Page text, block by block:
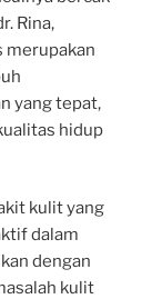
Rina,
merupakan
yang tepat,
hidup
kulit yang
dalam
dengan
kulit